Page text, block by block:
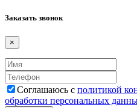
Заказать звонок
×
Соглашаюсь с политикой
обработки персональных